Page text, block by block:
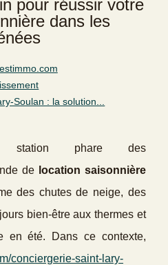
pour réussir votre
dans les
: la solution...
station phare des
de location saisonnière
des chutes de neige, des
bien‑être aux thermes et
en été. Dans ce contexte,
conciergerie-saint-lary-